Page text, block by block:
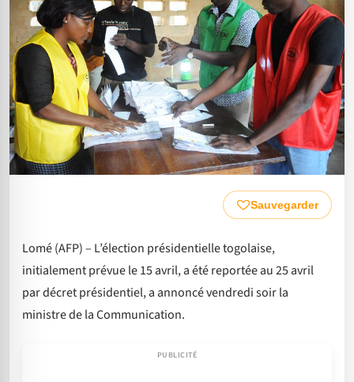
Sauvegarder
Lomé (AFP) – L’élection présidentielle togolaise,
initialement prévue le 15 avril, a été reportée au 25 avril
par décret présidentiel, a annoncé vendredi soir la
ministre de la Communication.